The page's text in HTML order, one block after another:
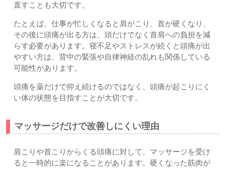
直すことも大切です。
たとえば、仕事が忙しくなると肩がこり、首が硬くなり、
その後に頭痛が出る方は、頭だけでなく首肩への負担を減
らす必要があります。寝不足やストレスが続くと頭痛が出
やすい方は、背中の緊張や自律神経の乱れも関係している
可能性があります。
頭痛を薬だけで抑え続けるのではなく、頭痛が起こりにく
い体の状態を目指すことが大切です。
マッサージだけで改善しにくい理由
肩こりや首こりからくる頭痛に対して、マッサージを受け
ると一時的に楽になることがあります。硬くなった筋肉が